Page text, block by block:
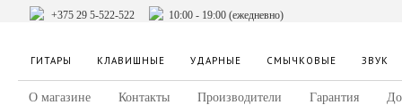
+375 29 5-522-522 10:00 - 19:00 (ежедневно)
ГИТАРЫ КЛАВИШНЫЕ УДАРНЫЕ СМЫЧКОВЫЕ ЗВУК
О магазине Контакты Производители Гарантия